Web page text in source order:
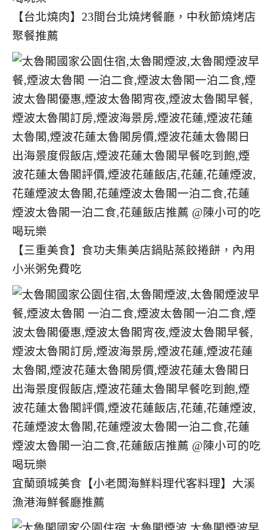
【台北燒肉】23間台北燒烤餐廳，中秋節燒烤店
聚餐推薦
【三重美食】食功夫集美店鍋貼蒸餃捲餅，內用
小米粥免費吃
宜蘭頭城美食【小老闆海鮮料理代客料理】大溪
漁港海鮮餐廳推薦